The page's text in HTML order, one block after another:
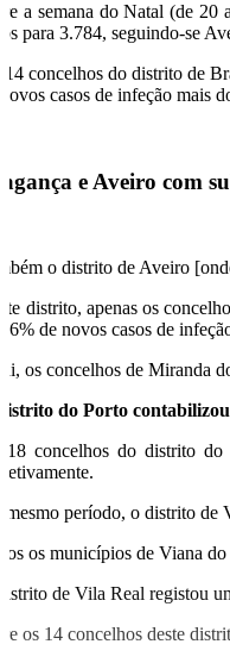
a semana do Natal (de 20
para 3.784, seguindo-se
14 concelhos do distrito de
casos de infeção mais
e Aveiro com
o distrito de Aveiro
distrito, apenas os
de novos casos de
os concelhos de Miranda
do Porto
18 concelhos do distrito do
mesmo período, o distrito de
os municípios de Viana
de Vila Real registou
os 14 concelhos deste